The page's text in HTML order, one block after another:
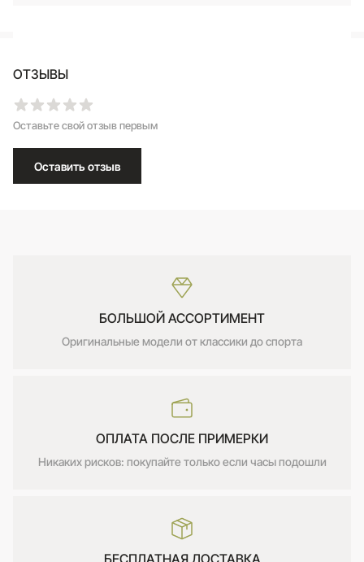
ОТЗЫВЫ
Оставьте свой отзыв первым
Оставить отзыв
БОЛЬШОЙ АССОРТИМЕНТ
Оригинальные модели от классики до спорта
ОПЛАТА ПОСЛЕ ПРИМЕРКИ
Никаких рисков: покупайте только если часы подошли